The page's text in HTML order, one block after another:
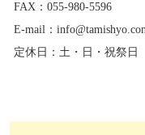
FAX：055-980-5596
E-mail：
定休日：土・日・祝祭日